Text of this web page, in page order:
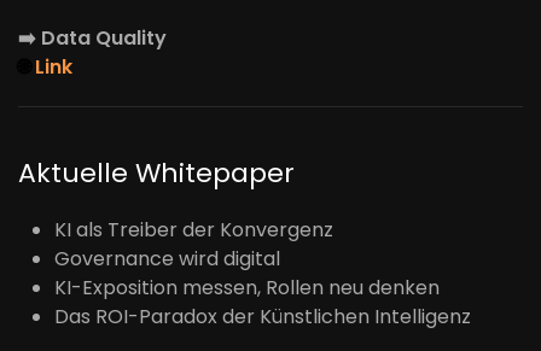
➡️ Data Quality
Link
Aktuelle Whitepaper
KI als Treiber der Konvergenz
Governance wird digital
KI-Exposition messen, Rollen neu denken
Das ROI-Paradox der Künstlichen Intelligenz